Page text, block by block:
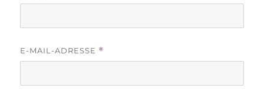
E-MAIL-ADRESSE *